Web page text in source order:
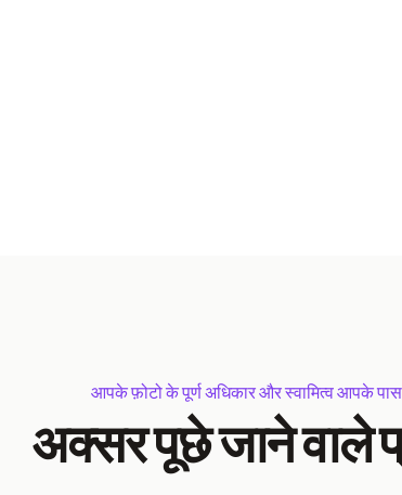
आपके फ़ोटो के पूर्ण अधिकार और स्वामित्व आपके
अक्सर पूछे जाने वाले